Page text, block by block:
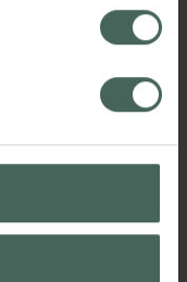
vårt uppdrag att